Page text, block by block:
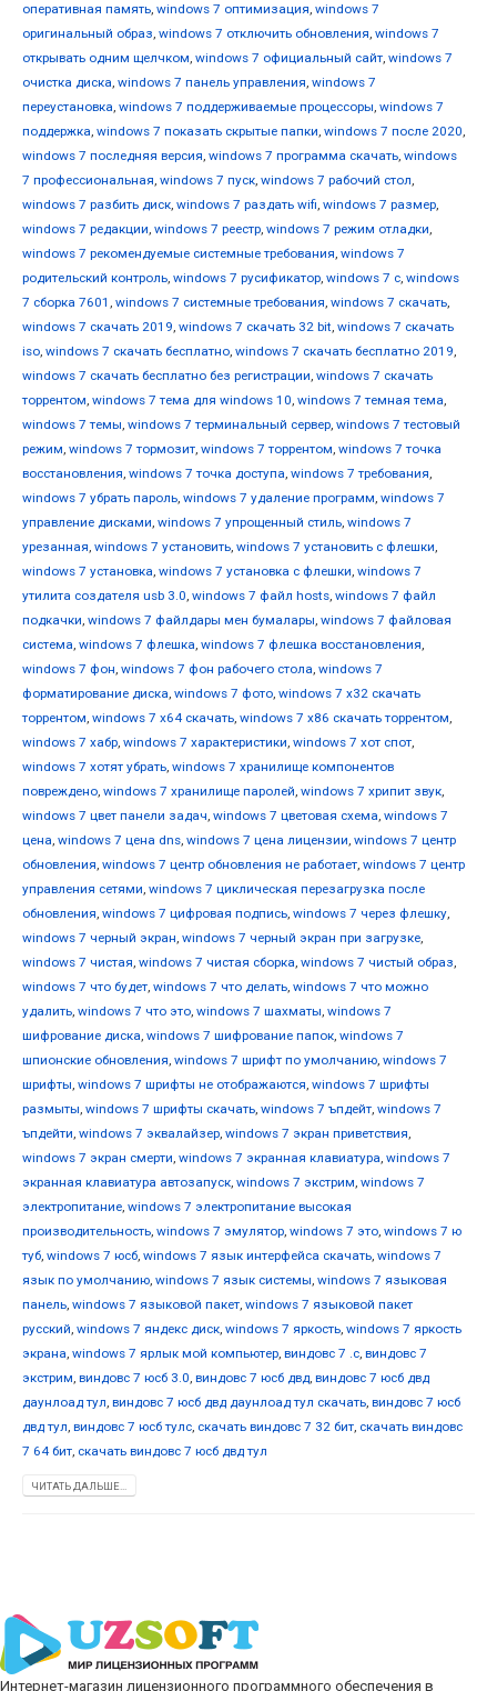
оперативная память, windows 7 оптимизация, windows 7
оригинальный образ, windows 7 отключить обновления, windows 7
открывать одним щелчком, windows 7 официальный сайт, windows 7
очистка диска, windows 7 панель управления, windows 7
переустановка, windows 7 поддерживаемые процессоры, windows 7
поддержка, windows 7 показать скрытые папки, windows 7 после 2020,
windows 7 последняя версия, windows 7 программа скачать, windows
7 профессиональная, windows 7 пуск, windows 7 рабочий стол,
windows 7 разбить диск, windows 7 раздать wifi, windows 7 размер,
windows 7 редакции, windows 7 реестр, windows 7 режим отладки,
windows 7 рекомендуемые системные требования, windows 7
родительский контроль, windows 7 русификатор, windows 7 с, windows
7 сборка 7601 , windows 7 системные требования, windows 7 скачать,
windows 7 скачать 2019, windows 7 скачать 32 bit, windows 7 скачать
iso, windows 7 скачать бесплатно, windows 7 скачать бесплатно 2019,
windows 7 скачать бесплатно без регистрации, windows 7 скачать
торрентом, windows 7 тема для windows 10, windows 7 темная тема,
windows 7 темы, windows 7 терминальный сервер, windows 7 тестовый
режим, windows 7 тормозит, windows 7 торрентом, windows 7 точка
восстановления, windows 7 точка доступа, windows 7 требования,
windows 7 убрать пароль, windows 7 удаление программ, windows 7
управление дисками, windows 7 упрощенный стиль, windows 7
урезанная, windows 7 установить, windows 7 установить с флешки,
windows 7 установка, windows 7 установка с флешки, windows 7
утилита создателя usb 3.0, windows 7 файл hosts, windows 7 файл
подкачки, windows 7 файлдары мен бумалары, windows 7 файловая
система, windows 7 флешка, windows 7 флешка восстановления,
windows 7 фон, windows 7 фон рабочего стола, windows 7
форматирование диска, windows 7 фото, windows 7 х32 скачать
торрентом, windows 7 х64 скачать, windows 7 х86 скачать торрентом,
windows 7 хабр, windows 7 характеристики, windows 7 хот спот,
windows 7 хотят убрать, windows 7 хранилище компонентов
повреждено, windows 7 хранилище паролей, windows 7 хрипит звук,
windows 7 цвет панели задач, windows 7 цветовая схема, windows 7
цена, windows 7 цена dns, windows 7 цена лицензии, windows 7 центр
обновления, windows 7 центр обновления не работает, windows 7 центр
управления сетями, windows 7 циклическая перезагрузка после
обновления, windows 7 цифровая подпись, windows 7 через флешку,
windows 7 черный экран, windows 7 черный экран при загрузке,
windows 7 чистая, windows 7 чистая сборка, windows 7 чистый образ,
windows 7 что будет, windows 7 что делать, windows 7 что можно
удалить, windows 7 что это, windows 7 шахматы, windows 7
шифрование диска, windows 7 шифрование папок, windows 7
шпионские обновления, windows 7 шрифт по умолчанию, windows 7
шрифты, windows 7 шрифты не отображаются, windows 7 шрифты
размыты, windows 7 шрифты скачать, windows 7 ъпдейт, windows 7
ъпдейти, windows 7 эквалайзер, windows 7 экран приветствия,
windows 7 экран смерти, windows 7 экранная клавиатура, windows 7
экранная клавиатура автозапуск, windows 7 экстрим, windows 7
электропитание, windows 7 электропитание высокая
производительность, windows 7 эмулятор, windows 7 это, windows 7 ю
туб, windows 7 юсб, windows 7 язык интерфейса скачать, windows 7
язык по умолчанию, windows 7 язык системы, windows 7 языковая
панель, windows 7 языковой пакет, windows 7 языковой пакет
русский, windows 7 яндекс диск, windows 7 яркость, windows 7 яркость
экрана, windows 7 ярлык мой компьютер, виндовс 7 .с, виндовс 7
экстрим, виндовс 7 юсб 3.0, виндовс 7 юсб двд, виндовс 7 юсб двд
даунлоад тул, виндовс 7 юсб двд даунлоад тул скачать, виндовс 7 юсб
двд тул, виндовс 7 юсб тулс, скачать виндовс 7 32 бит, скачать виндовс
7 64 бит, скачать виндовс 7 юсб двд тул
ЧИТАТЬ ДАЛЬШЕ...
Интернет-магазин лицензионного программного обеспечения в